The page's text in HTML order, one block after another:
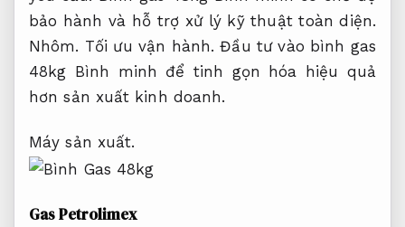
bảo hành và hỗ trợ xử lý kỹ thuật toàn diện.
Nhôm. Tối ưu vận hành. Đầu tư vào bình gas
48kg Bình minh để tinh gọn hóa hiệu quả
hơn sản xuất kinh doanh.
Máy sản xuất.
Gas Petrolimex